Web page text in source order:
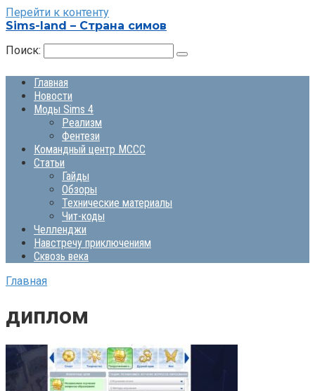
Перейти к контенту
Sims-land – Страна симов
Поиск:
Главная
Новости
Моды Sims 4
Реализм
Фентези
Командный центр MCCC
Статьи
Гайды
Обзоры
Технические материалы
Чит-коды
Челленджи
Навстречу приключениям
Сквозь века
Главная
диплом